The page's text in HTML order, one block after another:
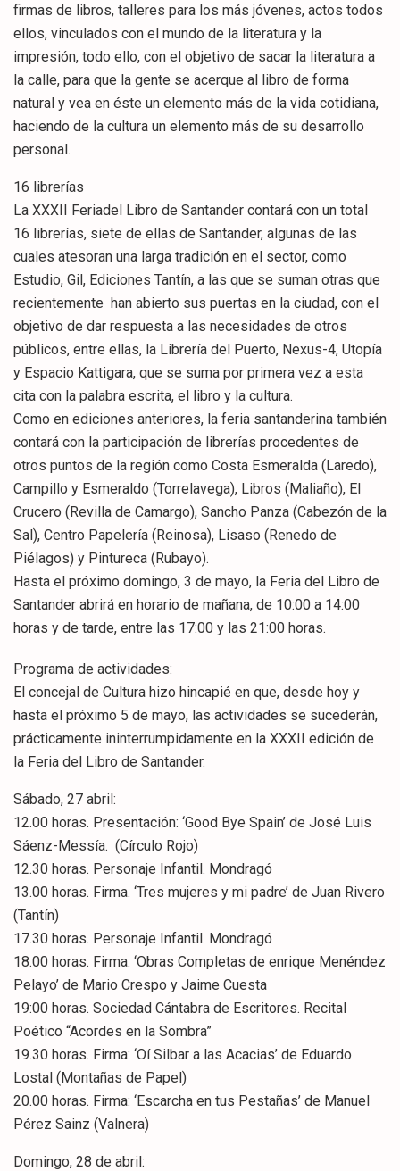
firmas de libros, talleres para los más jóvenes, actos todos
ellos, vinculados con el mundo de la literatura y la
impresión, todo ello, con el objetivo de sacar la literatura a
la calle, para que la gente se acerque al libro de forma
natural y vea en éste un elemento más de la vida cotidiana,
haciendo de la cultura un elemento más de su desarrollo
personal.
16 librerías
La XXXII Feriadel Libro de Santander contará con un total
16 librerías, siete de ellas de Santander, algunas de las
cuales atesoran una larga tradición en el sector, como
Estudio, Gil, Ediciones Tantín, a las que se suman otras que
recientemente han abierto sus puertas en la ciudad, con el
objetivo de dar respuesta a las necesidades de otros
públicos, entre ellas, la Librería del Puerto, Nexus-4, Utopía
y Espacio Kattigara, que se suma por primera vez a esta
cita con la palabra escrita, el libro y la cultura.
Como en ediciones anteriores, la feria santanderina también
contará con la participación de librerías procedentes de
otros puntos de la región como Costa Esmeralda (Laredo),
Campillo y Esmeraldo (Torrelavega), Libros (Maliaño), El
Crucero (Revilla de Camargo), Sancho Panza (Cabezón de la
Sal), Centro Papelería (Reinosa), Lisaso (Renedo de
Piélagos) y Pintureca (Rubayo).
Hasta el próximo domingo, 3 de mayo, la Feria del Libro de
Santander abrirá en horario de mañana, de 10:00 a 14:00
horas y de tarde, entre las 17:00 y las 21:00 horas.
Programa de actividades:
El concejal de Cultura hizo hincapié en que, desde hoy y
hasta el próximo 5 de mayo, las actividades se sucederán,
prácticamente ininterrumpidamente en la XXXII edición de
la Feria del Libro de Santander.
Sábado, 27 abril:
12.00 horas. Presentación: ‘Good Bye Spain’ de José Luis
Sáenz-Messía. (Círculo Rojo)
12.30 horas. Personaje Infantil. Mondragó
13.00 horas. Firma. ‘Tres mujeres y mi padre’ de Juan Rivero
(Tantín)
17.30 horas. Personaje Infantil. Mondragó
18.00 horas. Firma: ‘Obras Completas de enrique Menéndez
Pelayo’ de Mario Crespo y Jaime Cuesta
19:00 horas. Sociedad Cántabra de Escritores. Recital
Poético “Acordes en la Sombra”
19.30 horas. Firma: ‘Oí Silbar a las Acacias’ de Eduardo
Lostal (Montañas de Papel)
20.00 horas. Firma: ‘Escarcha en tus Pestañas’ de Manuel
Pérez Sainz (Valnera)
Domingo, 28 de abril: